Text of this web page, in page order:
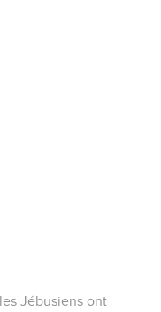
Jébusiens ont